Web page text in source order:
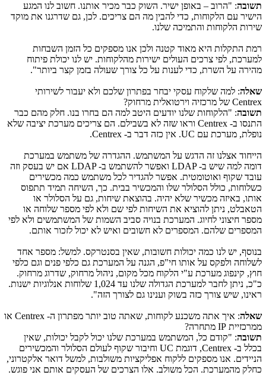
תשובה: "הרוב – באופן ישיר. השוק כבר מכיר אותנו. חשוב לנו המגע
הישיר עם הלקוחות, כדי להבין מה הם צריכים. לכן, גם שדרגנו את מוקד
שירות הלקוחות והתמיכה שלנו.
רמת התקלות היא מאוד קטנה ולכן אנו מספקים כל הזמן השבחות
למערכת, לפי צרכים העולים ישירות מהלקוחות. יש לנו יכולת פיתוח
מהירה על השרת, כדי לענות על כל צורך שעולה בזמן קצר ביותר".
שאלה: למה שלקוח עסקי יבחר בפתרון שלכם ולא יעבור לשירותי
Centrex של מרכזיה וירטואלית מרחוק?
תשובה: "הלקוחות שלנו יודעים היטב למה הם בחרו בנו. חלק מהם כבר
התנסו ב- Centrex וראו שזה לא בשבילם. הם צריכים מערכת יציבה שלא
נופלת, מערכת עם UC. אין כזה דבר ב- Centrex
.
הייחוד אצלנו זה הדגש על המשתמש. ההגדרה של משתמש במערכת
דומה למה שיש ב-LDAP ואפשר להשתמש ב-LDAP אם יש בעסק וזה
עובד שקוף ואוטומטית. אפשר להגדיר לכל משתמש כמה מכשירים
כשלוחות, כולל הסלולר שלו והמכשיר בבית. כך, השיחה תמיד תתפוס
אותו, באיזה מכשיר שלא יהיה. בהוצאת שיחות, גם על הסלולר או
הטאבלט, ניתן להוציא את השיחות לפי שם ולא לפי מספר שלוחה או
מספר חיצוני לחיוג. המערכת בנויה סביב השמות של המשתמשים ולא לפי
המספרים שלהם. המספרים לא חשובים ואיש לא יכול לזכור אותם.
בנוסף, יש לנו כמה יכולות חשובות, שאין בסנטרקס. למשל: מספר אחד
לשלוחה ולפקס על אותו חי"פ, הגנה על המערכת גם כלפי פנים וגם כלפי
חוץ, קינפוג מערכת ע"י הלקוח מכל מקום, ניהול מרחוק, שדרוג מרחוק.
כ"כ, ניתן לחבר למערכת הגדולה שלנו עד 1,024 שלוחות אנלוגיות ישנות.
ראינו, שיש צורך כזה בשוק וענינו גם לצורך הזה".
שאלה: איך אתה משכנע לקוחות, שאתה טוב יותר מפתרון ה- Centrex או
ממרכזיית IP מתחרה?
תשובה: "קודם כל, המשתמש במערכת שלנו יכול לקבל יכולות, שאין
בכלל ב- Centrex, דוגמת UC וחיבור שקוף לעולם הסלולר והמכשירים
הניידים. אנו מספקים ללקוח אפליקציות משולבות, למשל דואר אלקטרוני,
כחלק מהמערכת. הכל משולב. אלו הצרכים של העסקים אותם אני פוגש.